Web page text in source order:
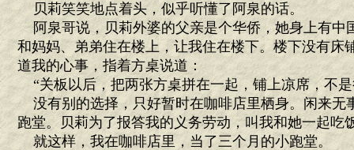
贝莉笑笑地点着头，似乎听懂了阿泉的话。
阿泉哥说，贝莉外婆的父亲是个华侨，她身上有中
和妈妈、弟弟住在楼上，让我住在楼下。楼下没有床
道我的心事，指着方桌说道：
“关板以后，把两张方桌拼在一起，铺上凉席，不是
没有别的选择，只好暂时在咖啡店里栖身。闲来无
跑堂。贝莉为了报答我的义务劳动，叫我和她一起吃
就这样，我在咖啡店里，当了三个月的小跑堂。